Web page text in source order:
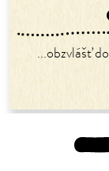
...obzvlášť